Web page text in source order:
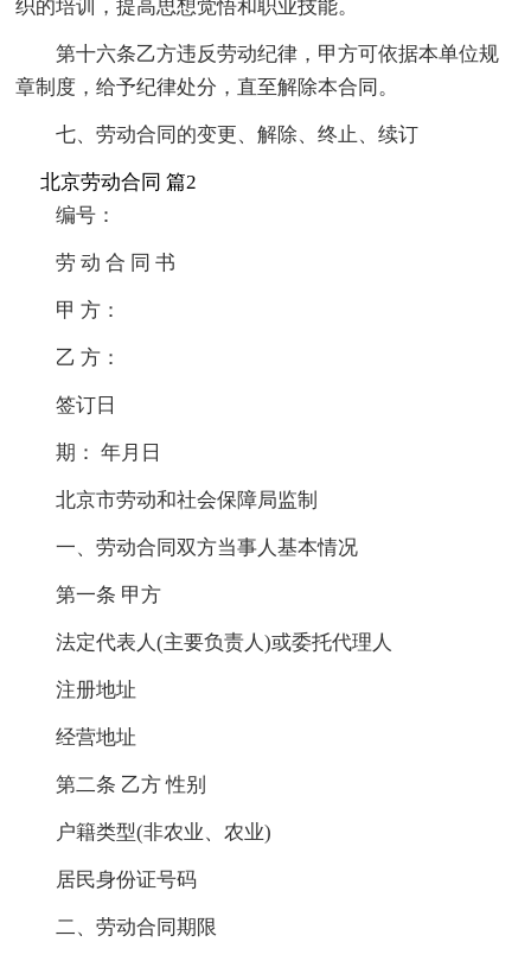
织的培训，提高思想觉悟和职业技能。
第十六条乙方违反劳动纪律，甲方可依据本单位规
章制度，给予纪律处分，直至解除本合同。
七、劳动合同的变更、解除、终止、续订
北京劳动合同 篇2
编号：
劳 动 合 同 书
甲 方：
乙 方：
签订日
期： 年月日
北京市劳动和社会保障局监制
一、劳动合同双方当事人基本情况
第一条 甲方
法定代表人(主要负责人)或委托代理人
注册地址
经营地址
第二条 乙方 性别
户籍类型(非农业、农业)
居民身份证号码
二、劳动合同期限